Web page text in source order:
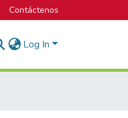
Contáctenos
Log In